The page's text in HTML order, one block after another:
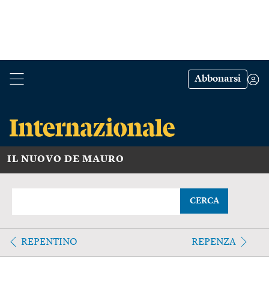
Abbonarsi
IL NUOVO DE MAURO
CERCA
REPENTINO REPENZA